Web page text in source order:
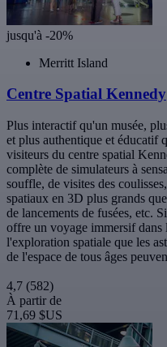
jusqu'à -20%
Merritt Island
Centre Spatial Kennedy
Plus interactif qu'un musée,
et plus authentique et éducatif
visiteurs du centre spatial
complète de simulateurs à
souffle, de visites des
spatiaux en 3D plus grands
de lancements de fusées, etc.
offre un voyage immersif dans
l'exploration spatiale que les
de l'espace de tous âges
4,7 (582)
À partir de
71,69 $US